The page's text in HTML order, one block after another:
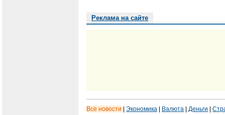
Реклама на сайте
Все новости Экономика Валюта Деньги